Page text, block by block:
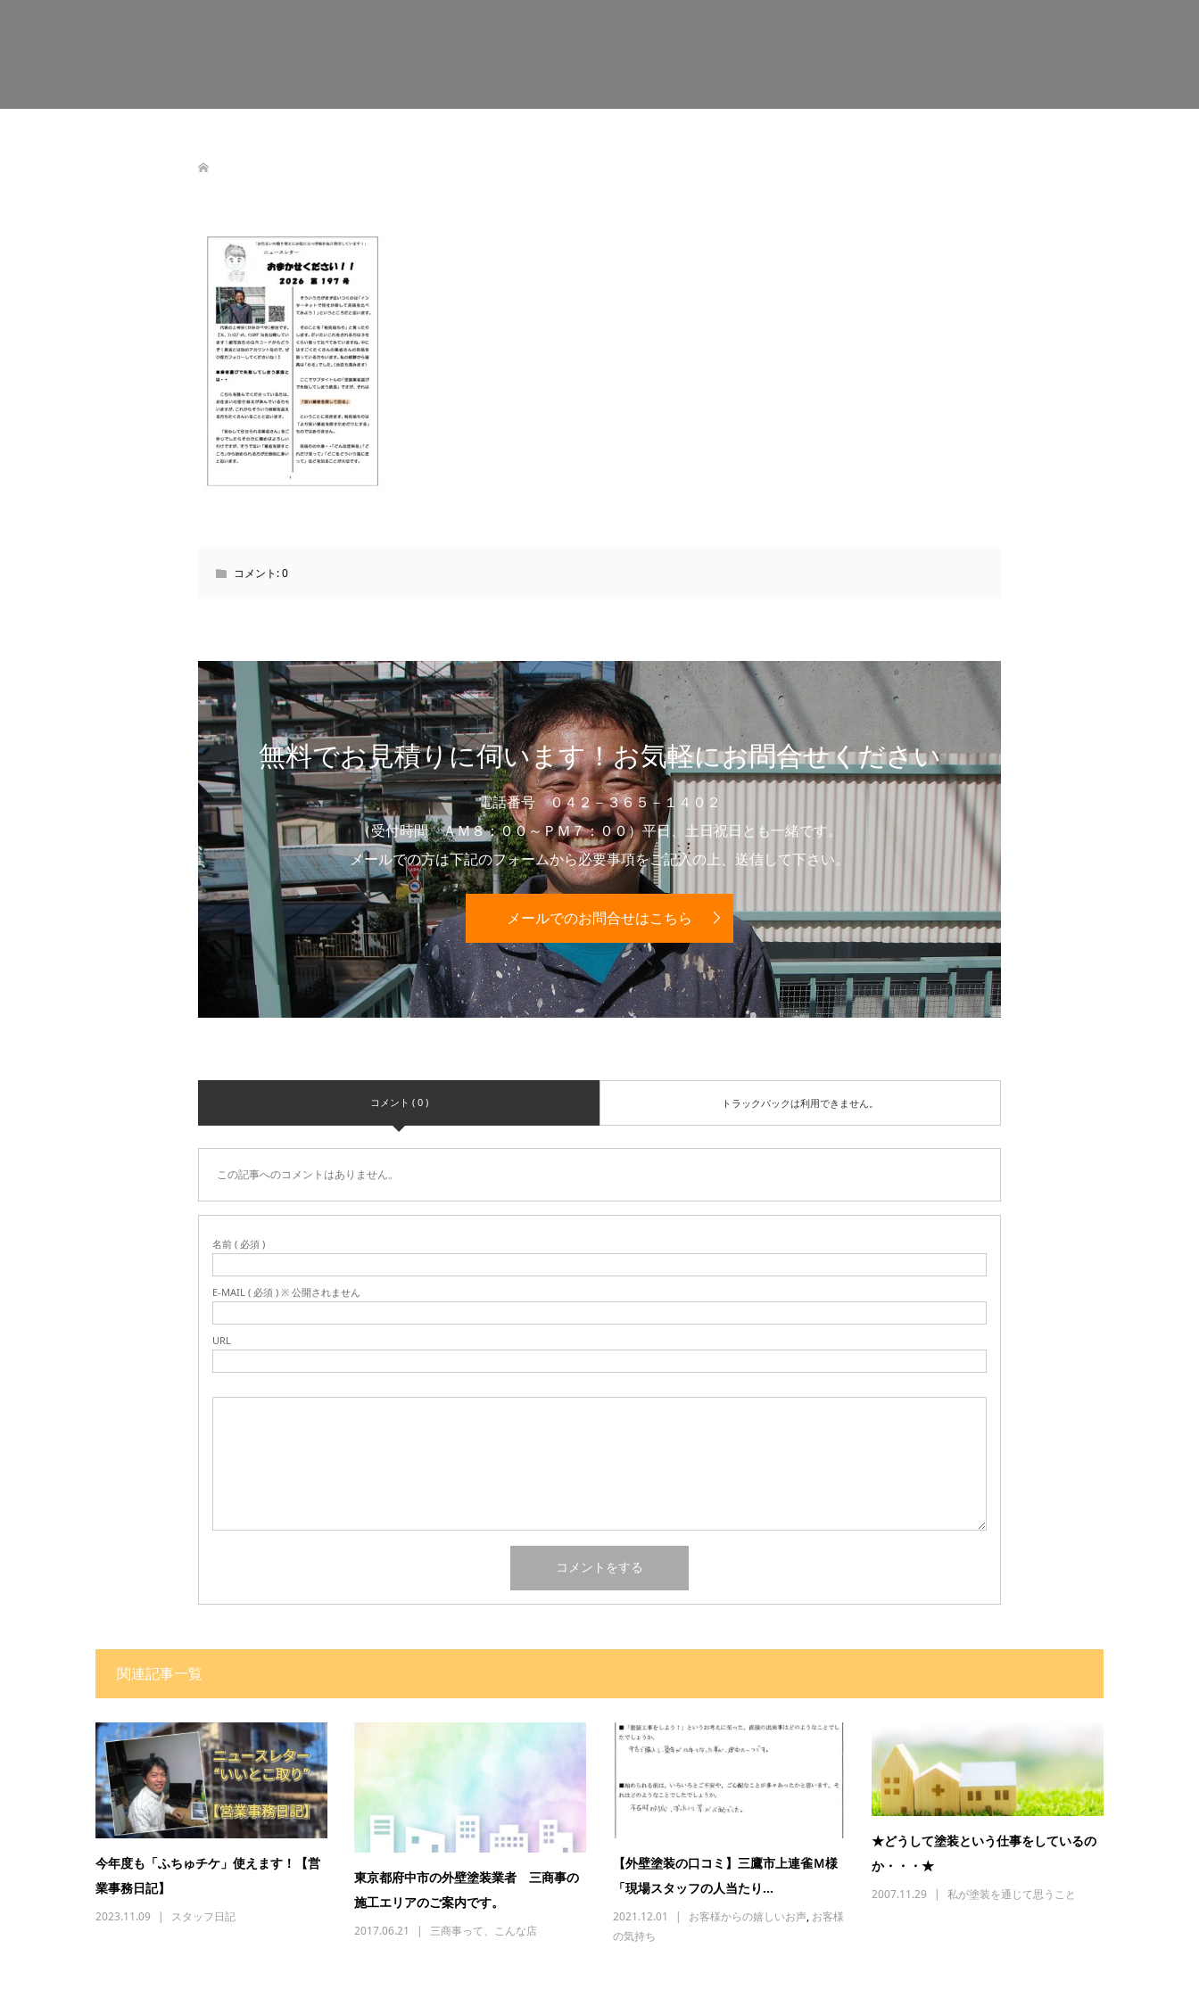
コメント:0
無料でお見積りに伺います！お気軽にお問合せください
電話番号 ０４２－３６５－１４０２
（受付時間 ＡＭ８：００～ＰＭ７：００）平日、土日祝日とも一緒です。
メールでの方は下記のフォームから必要事項をご記入の上、送信して下さい。
メールでのお問合せはこちら
コメント ( 0 ) トラックバックは利用できません。
この記事へのコメントはありません。
名前 ( 必須 )
E-MAIL ( 必須 ) ※ 公開されません
URL
関連記事一覧
今年度も「ふちゅチケ」使えます！【営
業事務日記】
2023.11.09 スタッフ日記
東京都府中市の外壁塗装業者 三商事の
施工エリアのご案内です。
2017.06.21 三商事って、こんな店
【外壁塗装の口コミ】三鷹市上連雀Ｍ様
「現場スタッフの人当たり...
2021.12.01 お客様からの嬉しいお声, お客様
の気持ち
★どうして塗装という仕事をしているの
か・・・★
2007.11.29 私が塗装を通じて思うこと